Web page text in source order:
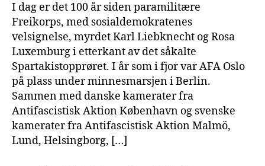
I dag er det 100 år siden paramilitære
Freikorps, med sosialdemokratenes
velsignelse, myrdet Karl Liebknecht og Rosa
Luxemburg i etterkant av det såkalte
Spartakistopprøret. I år som i fjor var AFA Oslo
på plass under minnesmarsjen i Berlin.
Sammen med danske kamerater fra
Antifascistisk Aktion København og svenske
kamerater fra Antifascistisk Aktion Malmö,
Lund, Helsingborg, […]